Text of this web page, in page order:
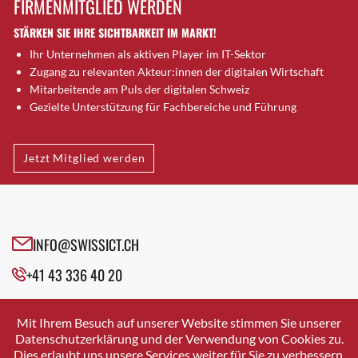
Brugg AG
Brütten
Bubendorf
Bubikon
Buchs (SG)
Bäretswil
Bülach
Cazis
Crissier
Davos Platz
Dierikon
Dietikon
FIRMENMITGLIED WERDEN
STÄRKEN SIE IHRE SICHTBARKEIT IM MARKT!
Ihr Unternehmen als aktiven Player im IT-Sektor
Zugang zu relevanten Akteur:innen der digitalen Wirtschaft
Mitarbeitende am Puls der digitalen Schweiz
Gezielte Unterstützung für Fachbereiche und Führung
Jetzt Mitglied werden
INFO@SWISSICT.CH
+41 43 336 40 20
SWISSICT
VULKANSTRASSE 120
8048 ZURICH
Mit Ihrem Besuch auf unserer Website stimmen Sie unserer
Datenschutzerklärung und der Verwendung von Cookies zu.
Dies erlaubt uns unsere Services weiter für Sie zu verbessern.